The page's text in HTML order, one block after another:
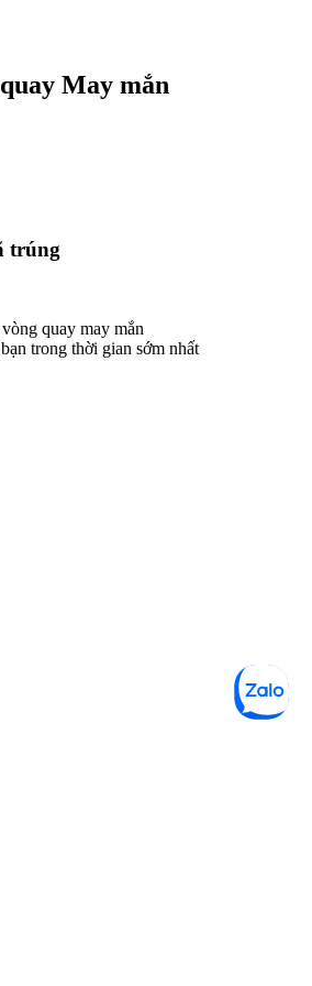
May mắn
trúng
quay may mắn
trong thời gian sớm nhất